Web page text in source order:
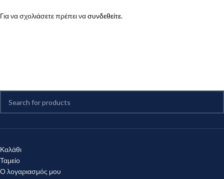
Για να σχολιάσετε πρέπει νασυνδεθείτε.
Καλάθι
Ταμείο
Ο λογαριασμός μου